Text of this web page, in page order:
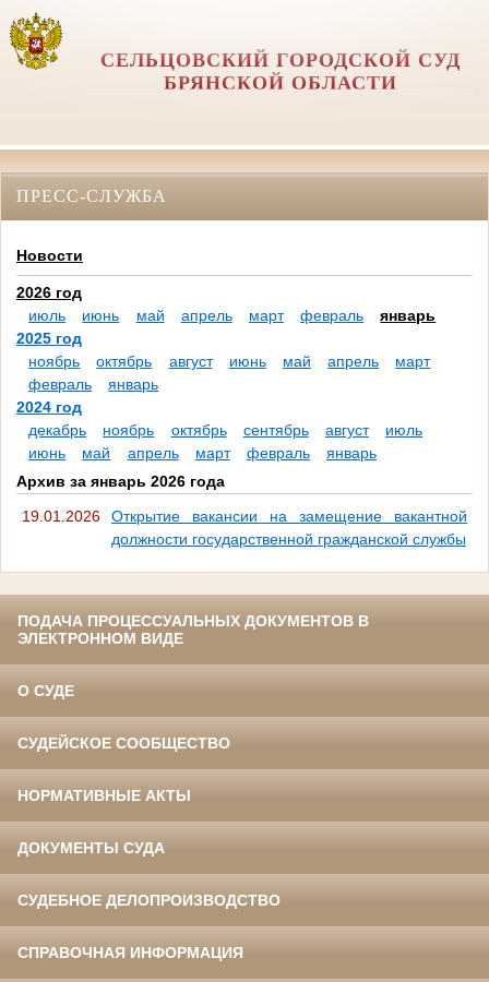
СЕЛЬЦОВСКИЙ ГОРОДСКОЙ СУД
БРЯНСКОЙ ОБЛАСТИ
ПРЕСС-СЛУЖБА
Новости
2026 год
июль
июнь май апрель март февраль
январь
2025 год
ноябрь
октябрь август июнь май апрель
март
февраль
январь
2024 год
декабрь
ноябрь октябрь сентябрь август
июль
июнь
май апрель март февраль
январь
Архив за январь 2026 года
19.01.2026
Открытие вакансии на замещение вакантной
должности государственной гражданской службы
ПОДАЧА ПРОЦЕССУАЛЬНЫХ ДОКУМЕНТОВ В
ЭЛЕКТРОННОМ ВИДЕ
О СУДЕ
СУДЕЙСКОЕ СООБЩЕСТВО
НОРМАТИВНЫЕ АКТЫ
ДОКУМЕНТЫ СУДА
СУДЕБНОЕ ДЕЛОПРОИЗВОДСТВО
СПРАВОЧНАЯ ИНФОРМАЦИЯ